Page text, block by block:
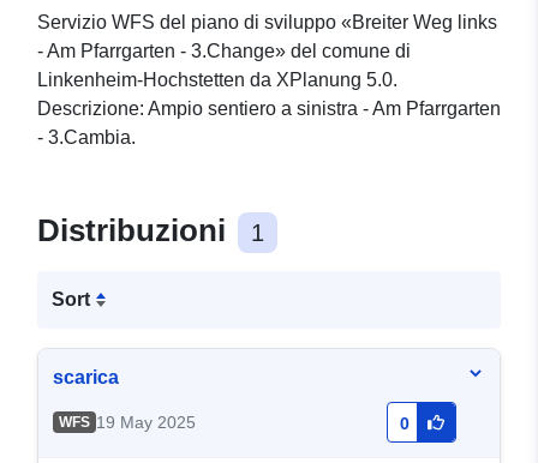
Servizio WFS del piano di sviluppo «Breiter Weg links
- Am Pfarrgarten - 3.Change» del comune di
Linkenheim-Hochstetten da XPlanung 5.0.
Descrizione: Ampio sentiero a sinistra - Am Pfarrgarten
- 3.Cambia.
Distribuzioni 1
Sort
scarica
WFS 19 May 2025 0